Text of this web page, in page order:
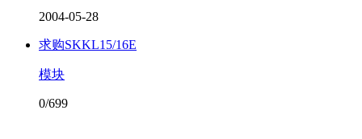
2004-05-28
求购SKKL15/16E
模块
0/699